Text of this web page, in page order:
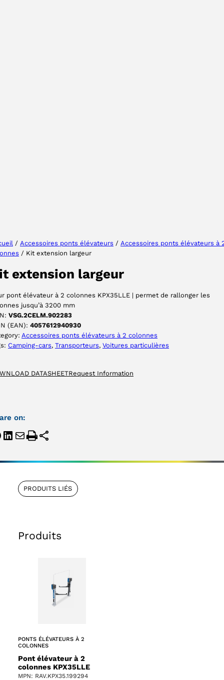
/ Accessoires ponts élévateurs / Accessoires ponts élévateurs à
/ Kit extension largeur
extension largeur
pont élévateur à 2 colonnes KPX35LLE | permet de rallonger les
jusqu’à 3200 mm
VSG.2CELM.902283
(EAN): 4057612940930
Accessoires ponts élévateurs à 2 colonnes
Camping-cars, Transporteurs, Voitures particulières
DATASHEETRequest Information
on:
PRODUITS LIÉS
Produits
PONTS ÉLÉVATEURS À 2
COLONNES
Pont élévateur à 2
colonnes KPX35LLE
MPN: RAV.KPX35.199294